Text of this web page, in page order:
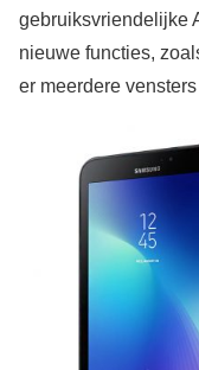
gebruiksvriendelijke
nieuwe functies,
er meerdere